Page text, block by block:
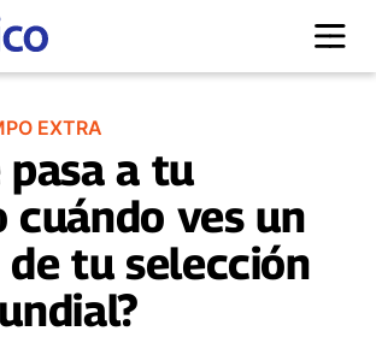
EXTRA
pasa a tu
cuándo ves un
tu selección